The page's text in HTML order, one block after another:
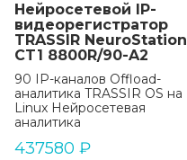
Нейросетевой IP-
видеорегистратор
TRASSIR NeuroStation
CT1 8800R/90-A2
90 IP-каналов Offload-
аналитика TRASSIR OS на
Linux Нейросетевая
аналитика
437580 ₽